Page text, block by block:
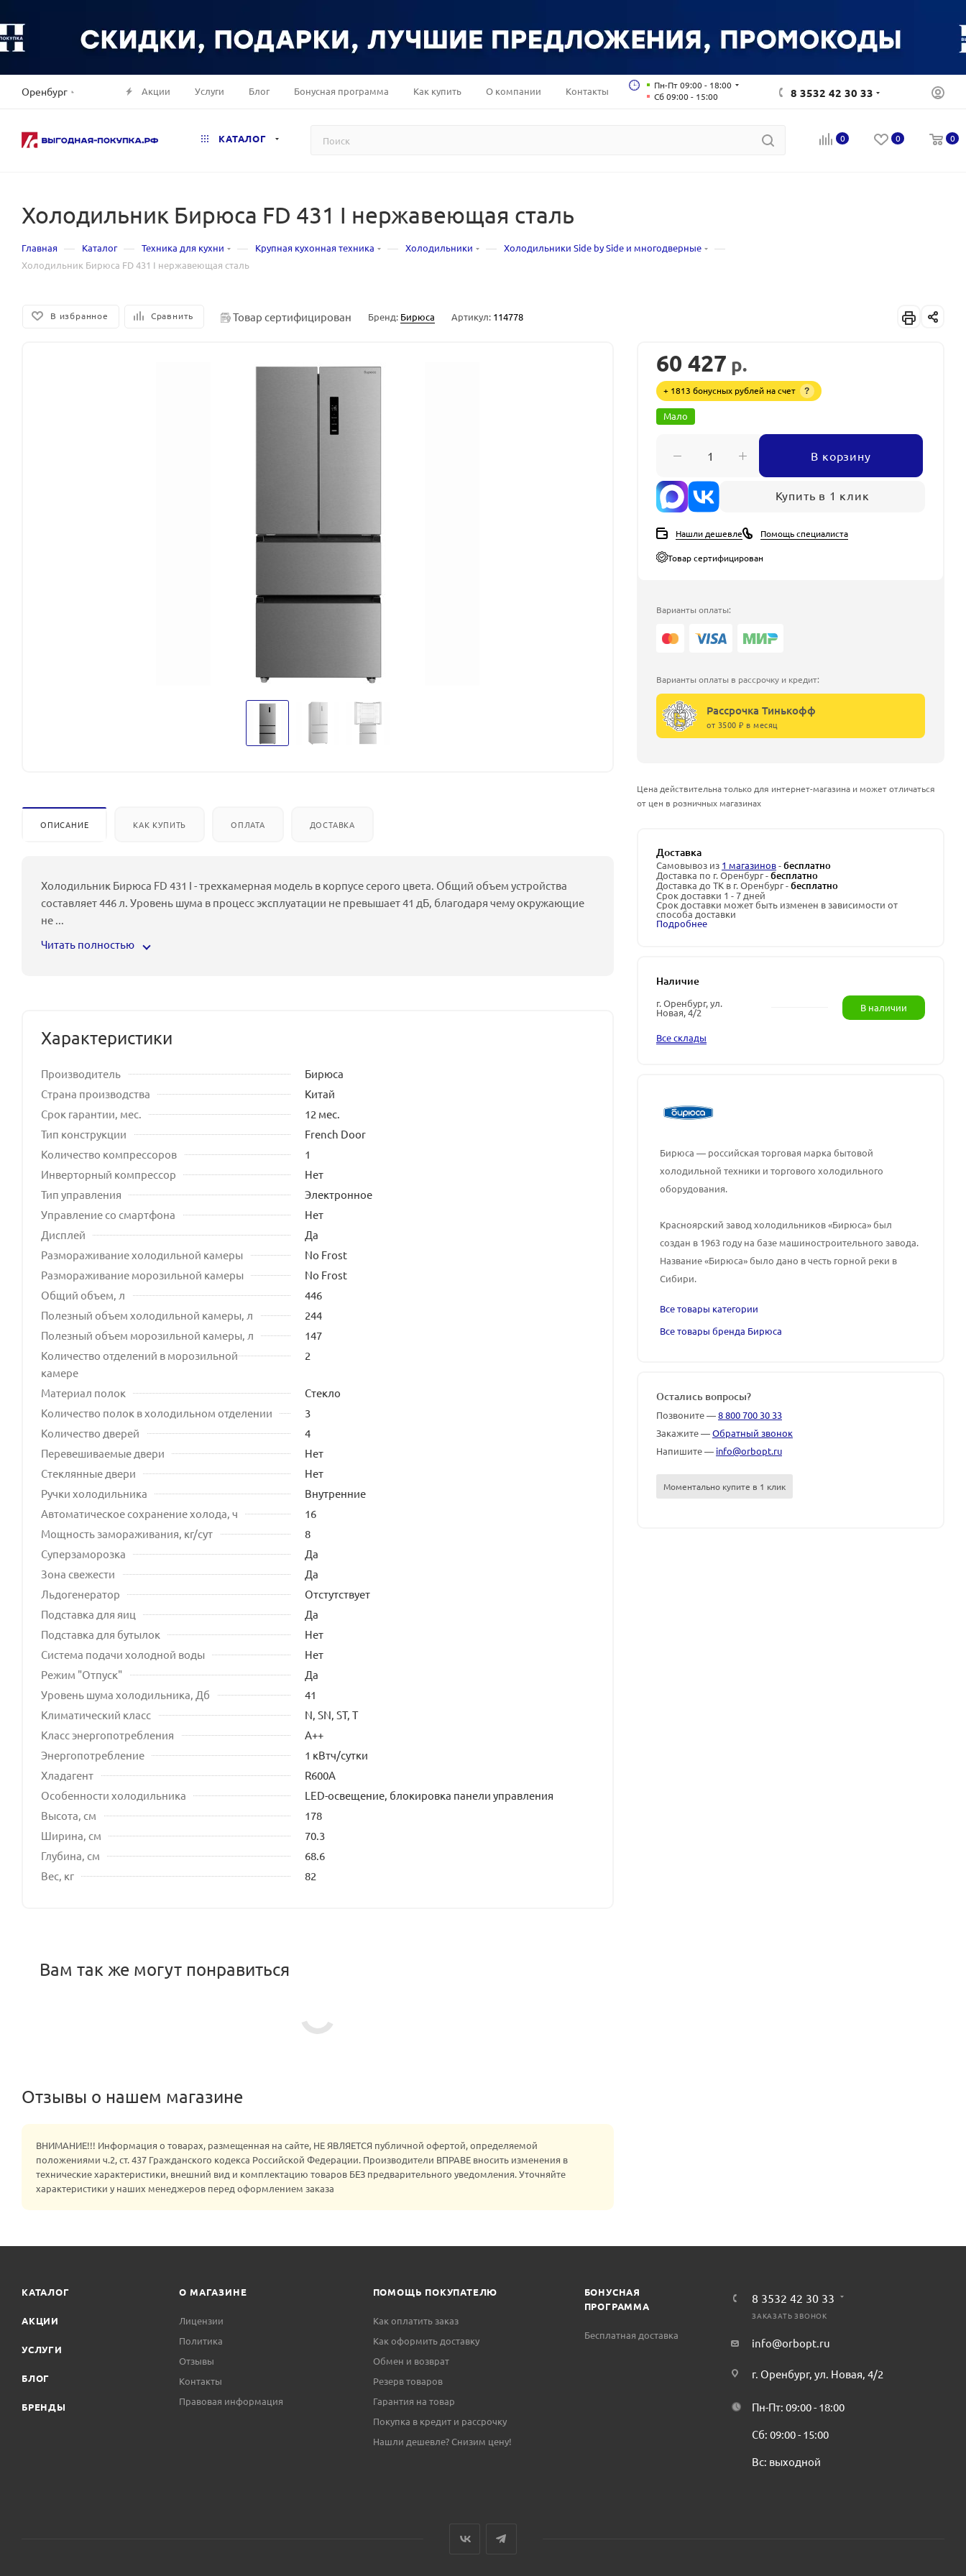
Оренбург Акции Услуги Блог Бонусная программа Как купить О компании Контакты
Пн-Пт 09:00 - 18:00
Сб 09:00 - 15:00
8 3532 42 30 33
КАТАЛОГ 0 0 0
Холодильник Бирюса FD 431 I нержавеющая сталь
Главная — Каталог — Техника для кухни — Крупная кухонная техника — Холодильники — Холодильники Side by Side и многодверные —
Холодильник Бирюса FD 431 I нержавеющая сталь
В избранное Сравнить Товар сертифицирован Бренд: Бирюса Артикул: 114778
ОПИСАНИЕ КАК КУПИТЬ ОПЛАТА ДОСТАВКА
Холодильник Бирюса FD 431 I - трехкамерная модель в корпусе серого цвета. Общий объем устройства
составляет 446 л. Уровень шума в процесс эксплуатации не превышает 41 дБ, благодаря чему окружающие
не ...
Читать полностью
Характеристики
Производитель
Бирюса
Страна производства
Китай
Срок гарантии, мес.
12 мес.
Тип конструкции
French Door
Количество компрессоров
1
Инверторный компрессор
Нет
Тип управления
Электронное
Управление со смартфона
Нет
Дисплей
Да
Размораживание холодильной камеры
No Frost
Размораживание морозильной камеры
No Frost
Общий объем, л
446
Полезный объем холодильной камеры, л
244
Полезный объем морозильной камеры, л
147
Количество отделений в морозильной
камере
2
Материал полок
Стекло
Количество полок в холодильном отделении
3
Количество дверей
4
Перевешиваемые двери
Нет
Стеклянные двери
Нет
Ручки холодильника
Внутренние
Автоматическое сохранение холода, ч
16
Мощность замораживания, кг/сут
8
Суперзаморозка
Да
Зона свежести
Да
Льдогенератор
Отстутствует
Подставка для яиц
Да
Подставка для бутылок
Нет
Система подачи холодной воды
Нет
Режим "Отпуск"
Да
Уровень шума холодильника, Дб
41
Климатический класс
N, SN, ST, T
Класс энергопотребления
A++
Энергопотребление
1 кВтч/сутки
Хладагент
R600A
Особенности холодильника
LED-освещение, блокировка панели управления
Высота, см
178
Ширина, см
70.3
Глубина, см
68.6
Вес, кг
82
Вам так же могут понравиться
Отзывы о нашем магазине
ВНИМАНИЕ!!! Информация о товарах, размещенная на сайте, НЕ ЯВЛЯЕТСЯ публичной офертой, определяемой
положениями ч.2, ст. 437 Гражданского кодекса Российской Федерации. Производители ВПРАВЕ вносить изменения в
технические характеристики, внешний вид и комплектацию товаров БЕЗ предварительного уведомления. Уточняйте
характеристики у наших менеджеров перед оформлением заказа
60 427 р.
+ 1813 бонусных рублей на счет ?
Мало
В корзину
Купить в 1 клик
Нашли дешевле Помощь специалиста
Товар сертифицирован
Варианты оплаты:
Варианты оплаты в рассрочку и кредит:
Рассрочка Тинькофф
от 3500 ₽ в месяц
Цена действительна только для интернет-магазина и может отличаться
от цен в розничных магазинах
Доставка
Самовывоз из 1 магазинов-бесплатно
Доставка по г. Оренбург -бесплатно
Доставка до ТК в г. Оренбург -бесплатно
Срок доставки 1 - 7 дней
Срок доставки может быть изменен в зависимости от
способа доставки
Подробнее
Наличие
г. Оренбург, ул.
Новая, 4/2 В наличии
Все склады
Бирюса — российская торговая марка бытовой
холодильной техники и торгового холодильного
оборудования.
Красноярский завод холодильников «Бирюса» был
создан в 1963 году на базе машиностроительного завода.
Название «Бирюса» было дано в честь горной реки в
Сибири.
Все товары категории
Все товары бренда Бирюса
Остались вопросы?
Позвоните —8 800 700 30 33
Закажите —Обратный звонок
Напишите — info@orbopt.ru
Моментально купите в 1 клик
КАТАЛОГ
АКЦИИ
УСЛУГИ
БЛОГ
БРЕНДЫ
О МАГАЗИНЕ
Лицензии
Политика
Отзывы
Контакты
Правовая информация
ПОМОЩЬ ПОКУПАТЕЛЮ
Как оплатить заказ
Как оформить доставку
Обмен и возврат
Резерв товаров
Гарантия на товар
Покупка в кредит и рассрочку
Нашли дешевле? Снизим цену!
БОНУСНАЯ
ПРОГРАММА
Бесплатная доставка
8 3532 42 30 33
ЗАКАЗАТЬ ЗВОНОК
info@orbopt.ru
г. Оренбург, ул. Новая, 4/2
Пн-Пт: 09:00 - 18:00
Сб: 09:00 - 15:00
Вс: выходной